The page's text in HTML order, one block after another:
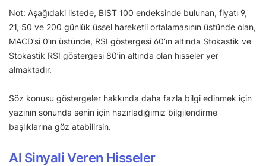
Not: Aşağıdaki listede, BIST 100 endeksinde bulunan, fiyatı 9,
21, 50 ve 200 günlük üssel hareketli ortalamasının üstünde olan,
MACD’si 0’ın üstünde, RSI göstergesi 60’ın altında Stokastik ve
Stokastik RSI göstergesi 80’in altında olan hisseler yer
almaktadır.
Söz konusu göstergeler hakkında daha fazla bilgi edinmek için
yazının sonunda senin için hazırladığımız bilgilendirme
başlıklarına göz atabilirsin.
Al Sinyali Veren Hisseler